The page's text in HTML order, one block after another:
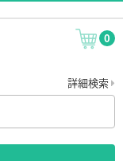
0
詳細検索